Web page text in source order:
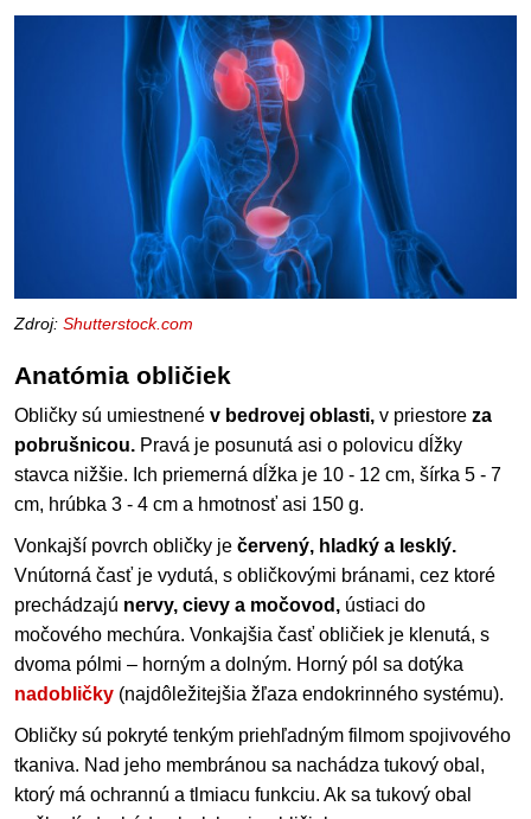
Zdroj: Shutterstock.com
Anatómia obličiek
Obličky sú umiestnené v bedrovej oblasti, v priestore za
pobrušnicou. Pravá je posunutá asi o polovicu dĺžky
stavca nižšie. Ich priemerná dĺžka je 10 - 12 cm, šírka 5 - 7
cm, hrúbka 3 - 4 cm a hmotnosť asi 150 g.
Vonkajší povrch obličky je červený, hladký a lesklý.
Vnútorná časť je vydutá, s obličkovými bránami, cez ktoré
prechádzajú nervy, cievy a močovod, ústiaci do
močového mechúra. Vonkajšia časť obličiek je klenutá, s
dvoma pólmi – horným a dolným. Horný pól sa dotýka
nadobličky (najdôležitejšia žľaza endokrinného systému).
Obličky sú pokryté tenkým priehľadným filmom spojivového
tkaniva. Nad jeho membránou sa nachádza tukový obal,
ktorý má ochrannú a tlmiacu funkciu. Ak sa tukový obal